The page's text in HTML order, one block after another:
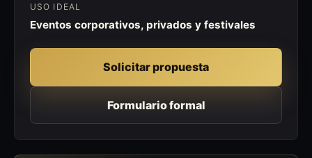
USO IDEAL
Eventos corporativos, privados y festivales
Solicitar propuesta
Formulario formal